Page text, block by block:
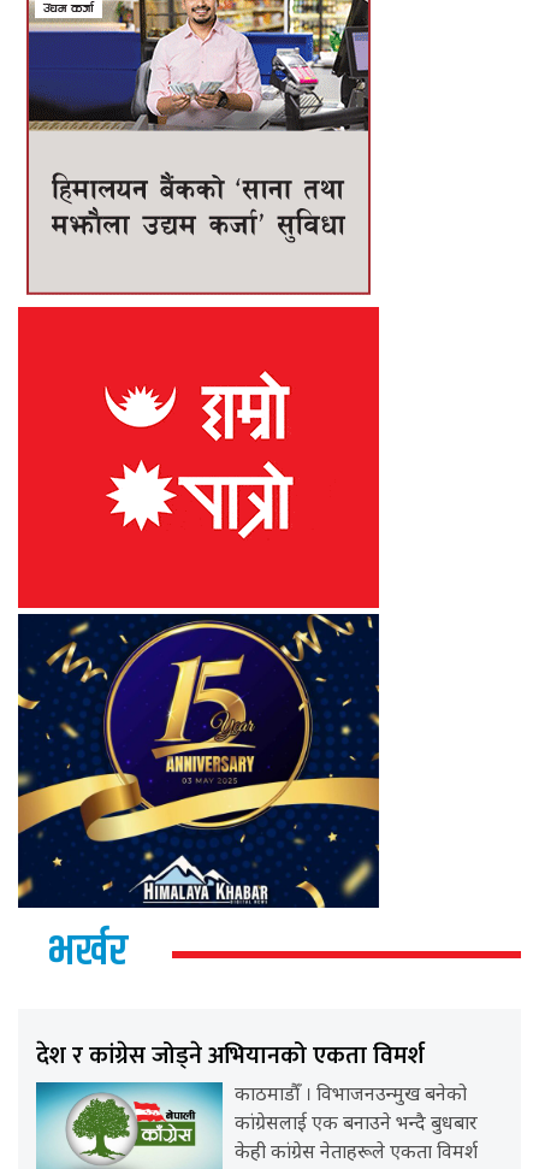
भर्खर
देश र कांग्रेस जोड्ने अभियानको एकता विमर्श
काठमाडौँ । विभाजनउन्मुख बनेको
कांग्रेसलाई एक बनाउने भन्दै बुधबार
केही कांग्रेस नेताहरूले एकता विमर्श